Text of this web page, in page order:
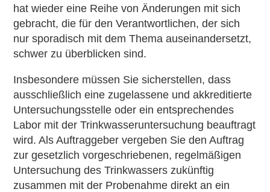
hat wieder eine Reihe von Änderungen mit sich
gebracht, die für den Verantwortlichen, der sich
nur sporadisch mit dem Thema auseinandersetzt,
schwer zu überblicken sind.
Insbesondere müssen Sie sicherstellen, dass
ausschließlich eine zugelassene und akkreditierte
Untersuchungsstelle oder ein entsprechendes
Labor mit der Trinkwasseruntersuchung beauftragt
wird. Als Auftraggeber vergeben Sie den Auftrag
zur gesetzlich vorgeschriebenen, regelmäßigen
Untersuchung des Trinkwassers zukünftig
zusammen mit der Probenahme direkt an ein